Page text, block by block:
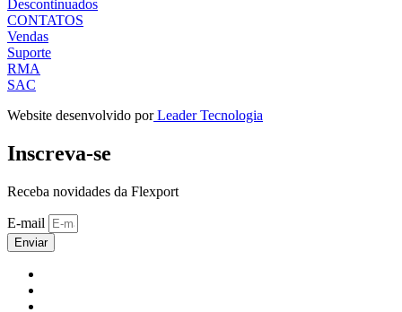
Descontinuados
CONTATOS
Vendas
Suporte
RMA
SAC
Website desenvolvido porLeader Tecnologia
Inscreva-se
Receba novidades da Flexport
E-mail
Enviar